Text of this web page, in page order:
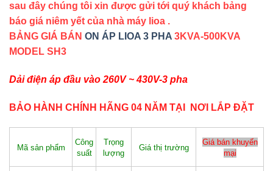
sau đây chúng tôi xin được gửi tới quý khách bảng
báo giá niêm yết của nhà máy lioa .
BẢNG GIÁ BÁN ON ÁP LIOA 3 PHA 3KVA-500KVA
MODEL SH3
Dải điện áp đầu vào 260V ~ 430V-3 pha
BẢO HÀNH CHÍNH HÃNG 04 NĂM TẠI NƠI LẮP ĐẶT
Mã sản phẩm
Công
suất
Trọng
lượng
Giá thị trường
Giá bán khuyến
mại